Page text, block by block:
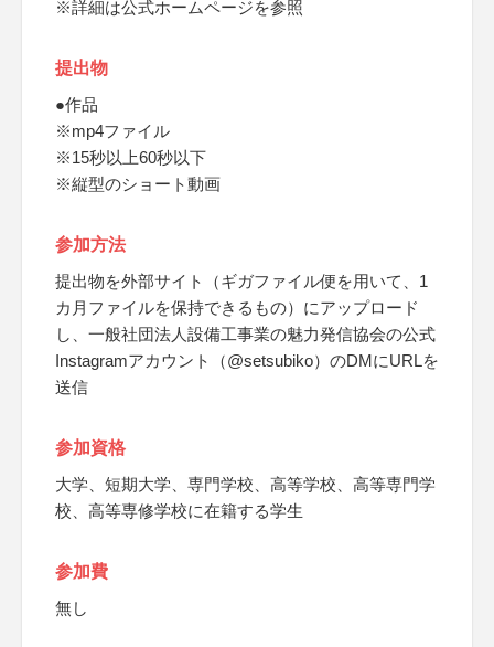
※詳細は公式ホームページを参照
提出物
●作品
※mp4ファイル
※15秒以上60秒以下
※縦型のショート動画
参加方法
提出物を外部サイト（ギガファイル便を用いて、1
カ月ファイルを保持できるもの）にアップロード
し、一般社団法人設備工事業の魅力発信協会の公式
Instagramアカウント（@setsubiko）のDMにURLを
送信
参加資格
大学、短期大学、専門学校、高等学校、高等専門学
校、高等専修学校に在籍する学生
参加費
無し